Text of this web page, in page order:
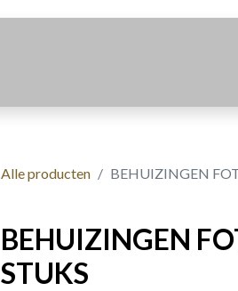
Alle producten BEHUIZINGEN
BEHUIZINGEN
STUKS